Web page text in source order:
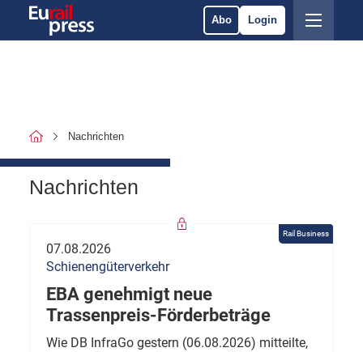
Abo Login
Nachrichten
Nachrichten
Rail Business
07.08.2026
Schienengüterverkehr
EBA genehmigt neue
Trassenpreis-Förderbeträge
Wie DB InfraGo gestern (06.08.2026) mitteilte,